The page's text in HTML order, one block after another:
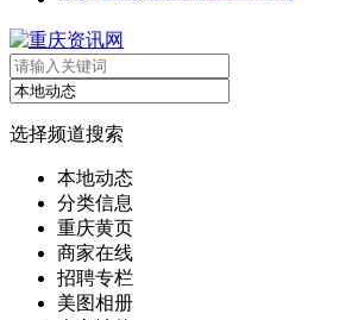
选择频道搜索
本地动态
分类信息
重庆黄页
商家在线
招聘专栏
美图相册